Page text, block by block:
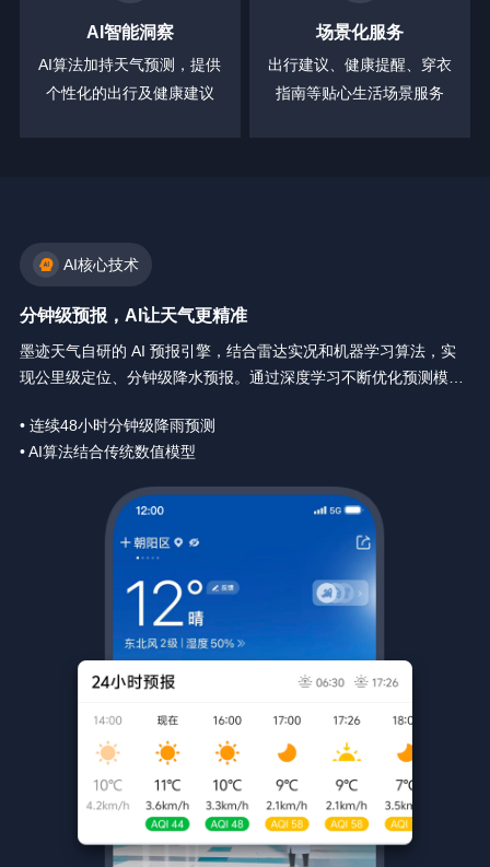
AI智能洞察
AI算法加持天气预测，提供
个性化的出行及健康建议
场景化服务
出行建议、健康提醒、穿衣
指南等贴心生活场景服务
AI核心技术
分钟级预报，AI让天气更精准
墨迹天气自研的 AI 预报引擎，结合雷达实况和机器学习算法，实
现公里级定位、分钟级降水预报。通过深度学习不断优化预测模
• 连续48小时分钟级降雨预测
• AI算法结合传统数值模型